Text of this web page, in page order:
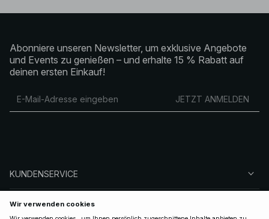
Abonniere unseren Newsletter, um exklusive Angebote
und Events zu genießen – und erhalte 15 % Rabatt auf
deinen ersten Einkauf!
JETZT ANMELDEN
KUNDENSERVICE
ÜBER NA-KD